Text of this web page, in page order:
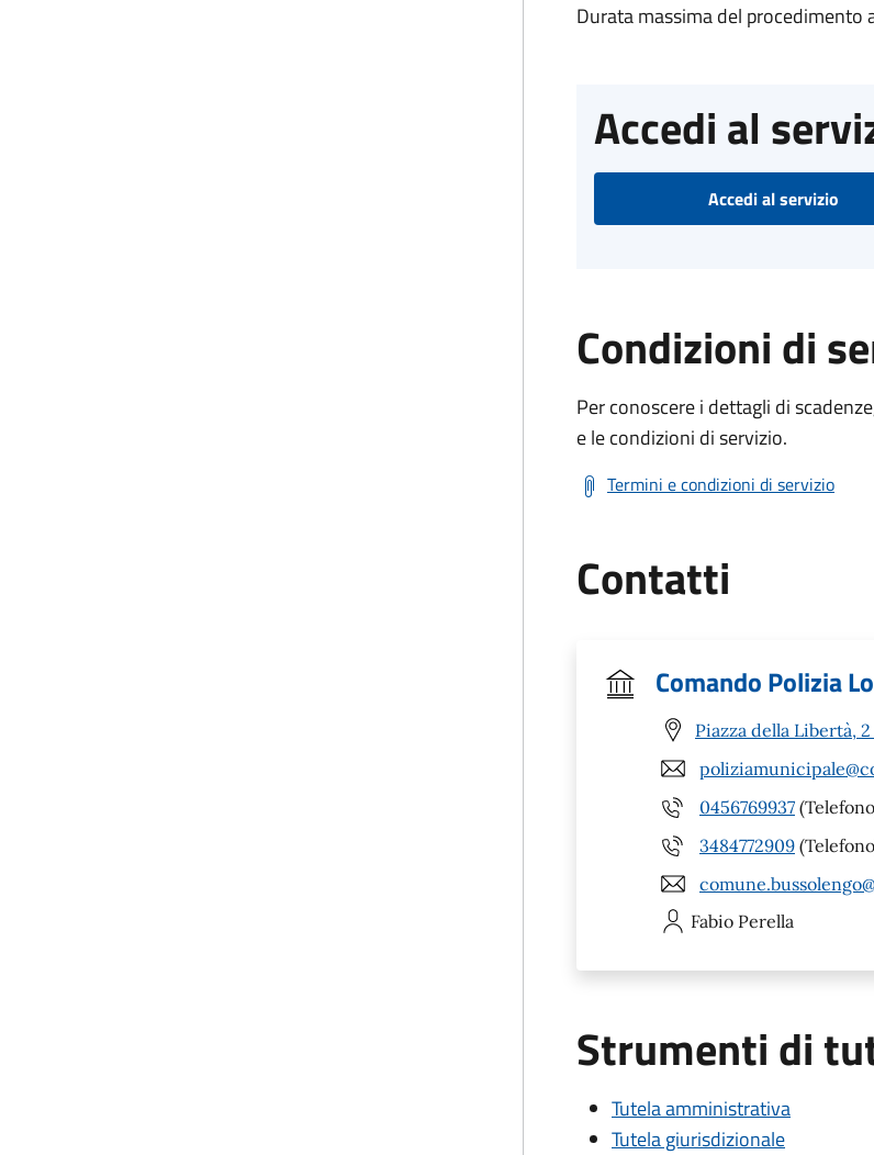
Durata massima del
Accedi al
Accedi al servizio
Condizioni di
Per conoscere i dettagli di
e le condizioni di servizio.
Termini e condizioni di servizio
Contatti
Comando Polizia
Piazza della Libertà,
0456769937
3484772909
Fabio Perella
Strumenti di
Tutela amministrativa
Tutela giurisdizionale